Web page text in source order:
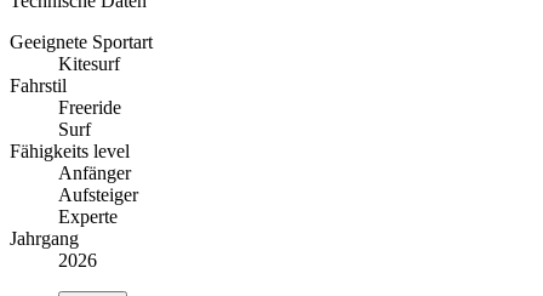
Geeignete Sportart
Kitesurf
Fahrstil
Freeride
Surf
Fähigkeits level
Anfänger
Aufsteiger
Experte
Jahrgang
2026